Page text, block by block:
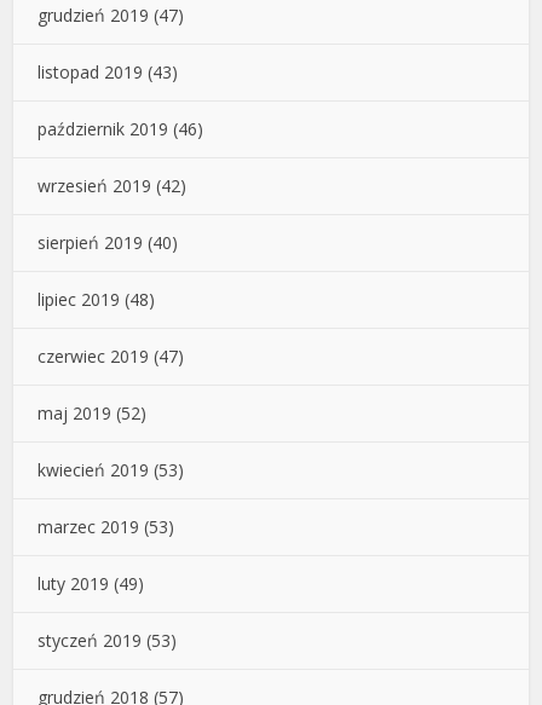
grudzień 2019 (47)
listopad 2019 (43)
październik 2019 (46)
wrzesień 2019 (42)
sierpień 2019 (40)
lipiec 2019 (48)
czerwiec 2019 (47)
maj 2019 (52)
kwiecień 2019 (53)
marzec 2019 (53)
luty 2019 (49)
styczeń 2019 (53)
grudzień 2018 (57)